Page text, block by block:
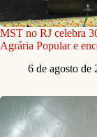
MST no RJ celebra
Agrária Popular e
6 de agosto de